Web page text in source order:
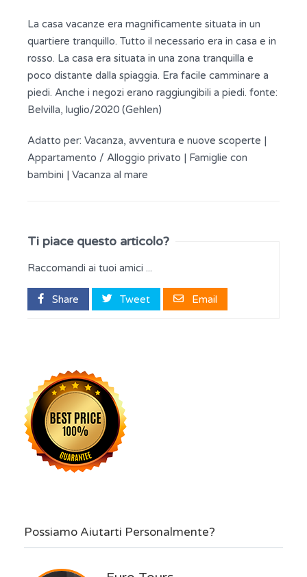
La casa vacanze era magnificamente situata in un
quartiere tranquillo. Tutto il necessario era in casa e in
rosso. La casa era situata in una zona tranquilla e
poco distante dalla spiaggia. Era facile camminare a
piedi. Anche i negozi erano raggiungibili a piedi. fonte:
Belvilla, luglio/2020 (Gehlen)
Adatto per: Vacanza, avventura e nuove scoperte |
Appartamento / Alloggio privato | Famiglie con
bambini | Vacanza al mare
Ti piace questo articolo?
Raccomandi ai tuoi amici ...
Share Tweet Email
Possiamo Aiutarti Personalmente?